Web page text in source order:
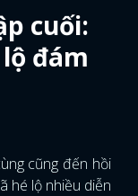
cuối:
đám
cũng đến hồi
hé lộ nhiều diễn